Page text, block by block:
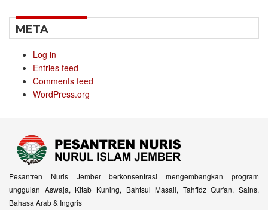
META
Log in
Entries feed
Comments feed
WordPress.org
Pesantren Nuris Jember berkonsentrasi mengembangkan program
unggulan Aswaja, Kitab Kuning, Bahtsul Masail, Tahfidz Qur'an, Sains,
Bahasa Arab & Inggris